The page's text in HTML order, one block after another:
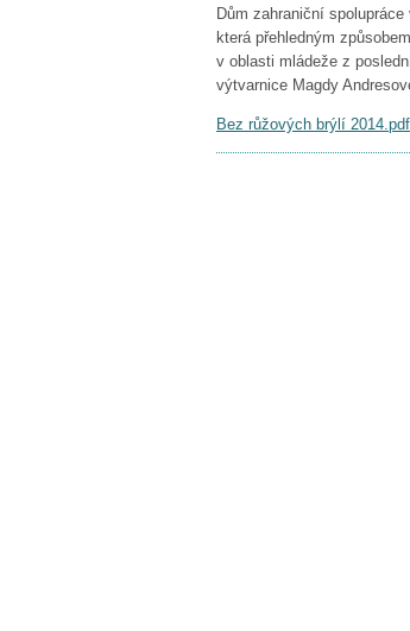
Dům zahraniční
která přehledným
v oblasti mládeže z
výtvarnice Magdy
Bez růžových brýlí 2014.pdf